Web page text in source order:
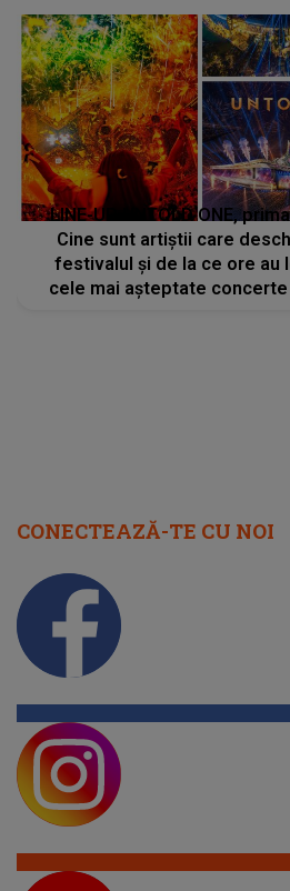
LINE-UP UNTOLD ONE,
Cine sunt artiștii care
festivalul și de la ce ore au
cele mai așteptate
CONECTEAZĂ-TE CU NOI